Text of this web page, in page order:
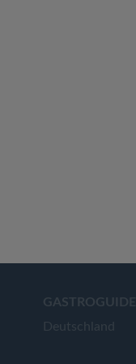
GASTROGUIDE
Deutschland